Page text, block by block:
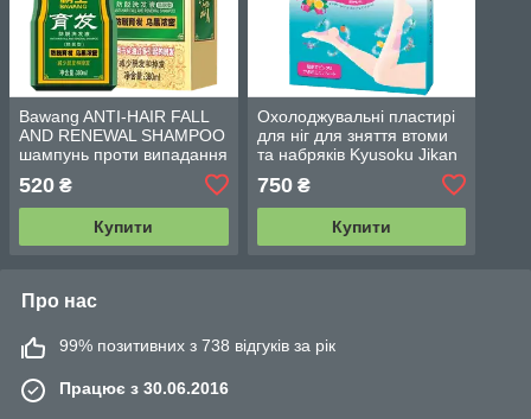
Bawang ANTI-HAIR FALL
AND RENEWAL SHAMPOO
шампунь проти випадання
формулою складу 380 мл
520 ₴
Купити
Охолоджувальні пластирі
для ніг для зняття втоми
та набряків Kyusoku Jikan
Refreshin Leg Patch 18 шт.
750₴
Купити
Про нас
99% позитивних з 738 відгуків за рік
Працює з 30.06.2016